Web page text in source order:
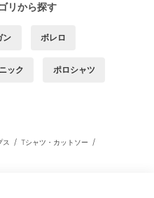
リから探す
ン ボレロ
ック ポロシャツ
ス / Tシャツ・カットソー /